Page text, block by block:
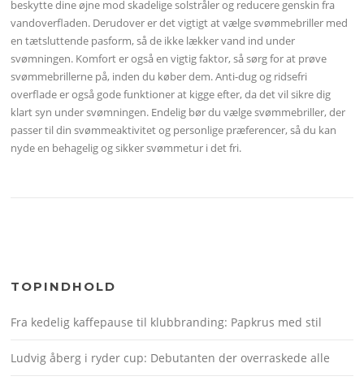
beskytte dine øjne mod skadelige solstråler og reducere genskin fra
vandoverfladen. Derudover er det vigtigt at vælge svømmebriller med
en tætsluttende pasform, så de ikke lækker vand ind under
svømningen. Komfort er også en vigtig faktor, så sørg for at prøve
svømmebrillerne på, inden du køber dem. Anti-dug og ridsefri
overflade er også gode funktioner at kigge efter, da det vil sikre dig
klart syn under svømningen. Endelig bør du vælge svømmebriller, der
passer til din svømmeaktivitet og personlige præferencer, så du kan
nyde en behagelig og sikker svømmetur i det fri.
TOPINDHOLD
Fra kedelig kaffepause til klubbranding: Papkrus med stil
Ludvig åberg i ryder cup: Debutanten der overraskede alle